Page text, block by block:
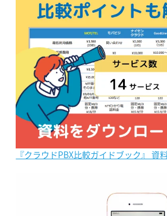
『クラウドPBX比較ガイドブック』 資